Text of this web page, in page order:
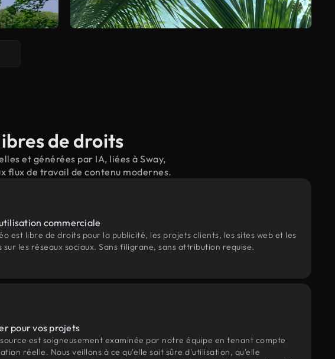
de droits
et générées par IA, liées à Sway,
flux de travail de contenu modernes.
commerciale
est libre de droits pour la publicité, les projets clients, les sites web et les
sur les réseaux sociaux. Sans filigrane, sans attribution requise.
pour vos projets
est soigneusement examinée par notre équipe en tenant compte
réelle. Nous veillons à ce qu'elle soit sûre d'utilisation, qu'elle